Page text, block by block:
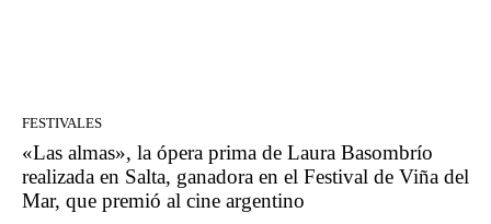
FESTIVALES
«Las almas», la ópera prima de Laura Basombrío
realizada en Salta, ganadora en el Festival de Viña del
Mar, que premió al cine argentino